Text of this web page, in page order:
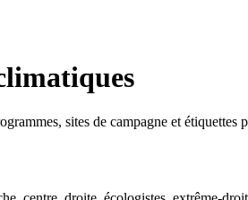
sites de campagne et étiquettes